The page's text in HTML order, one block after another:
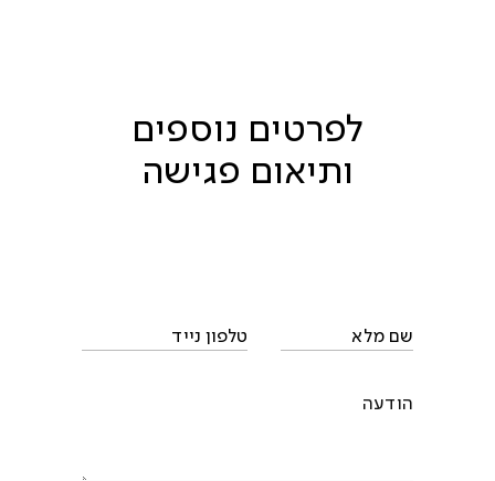
לפרטים נוספים
ותיאום פגישה